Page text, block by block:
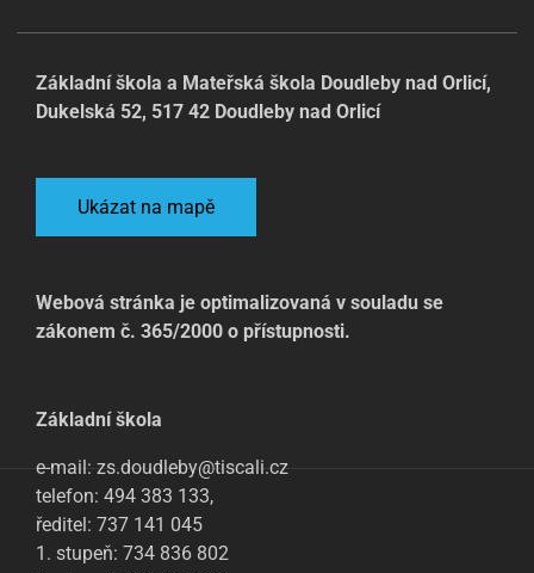
Základní škola a Mateřská škola Doudleby nad Orlicí,
Dukelská 52, 517 42 Doudleby nad Orlicí
Ukázat na mapě
Webová stránka je optimalizovaná v souladu se
zákonem č. 365/2000 o přístupnosti.
Základní škola
e-mail: zs.doudleby@tiscali.cz
telefon: 494 383 133,
ředitel: 737 141 045
1. stupeň: 734 836 802